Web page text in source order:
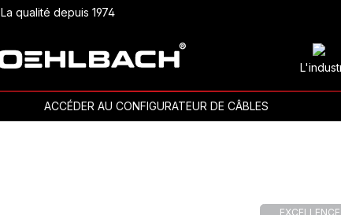
La qualité depuis 1974
ACCÉDER AU CONFIGURATEUR DE CÂBLES
EXCELLENCE